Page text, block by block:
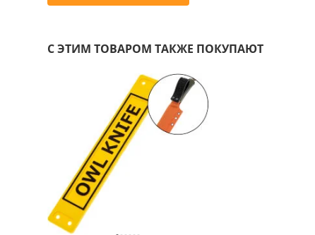
С ЭТИМ ТОВАРОМ ТАКЖЕ ПОКУПАЮТ